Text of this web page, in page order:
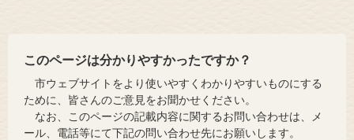
このページは分かりやすかったですか？
市ウェブサイトをより使いやすくわかりやすいものにする
ために、皆さんのご意見をお聞かせください。
なお、このページの記載内容に関するお問い合わせは、メ
ール、電話等にて下記の問い合わせ先にお願いします。